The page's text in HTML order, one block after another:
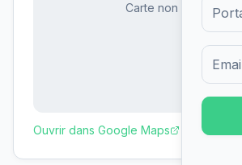
Carte non disponible
Ouvrir dans Google Maps